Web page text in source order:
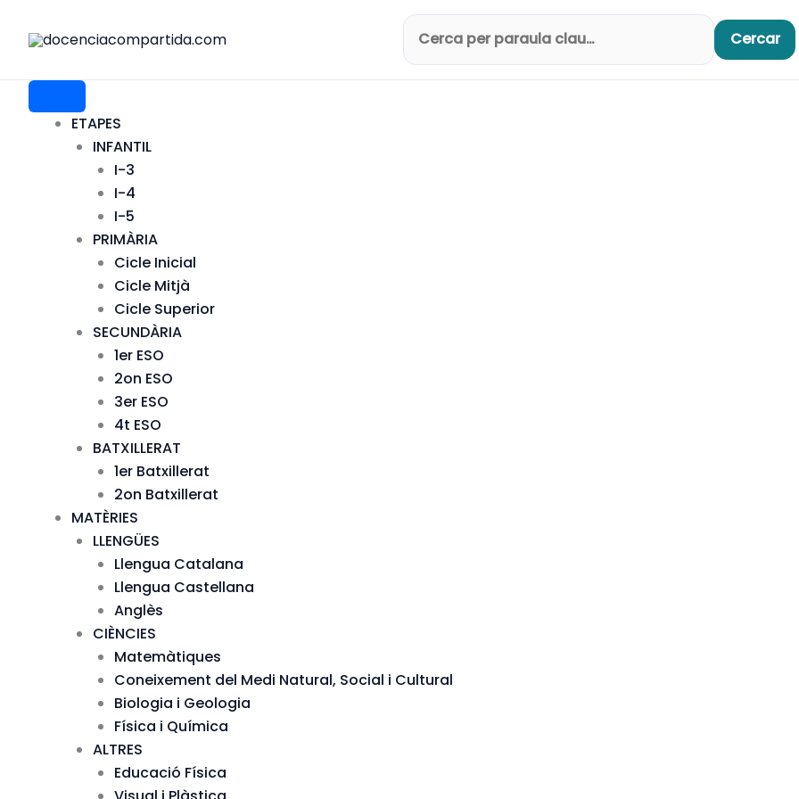
Cerca productes
Cercar
ETAPES
INFANTIL
I-3
I-4
I-5
PRIMÀRIA
Cicle Inicial
Cicle Mitjà
Cicle Superior
SECUNDÀRIA
1er ESO
2on ESO
3er ESO
4t ESO
BATXILLERAT
1er Batxillerat
2on Batxillerat
MATÈRIES
LLENGÜES
Llengua Catalana
Llengua Castellana
Anglès
CIÈNCIES
Matemàtiques
Coneixement del Medi Natural, Social i Cultural
Biologia i Geologia
Física i Química
ALTRES
Educació Física